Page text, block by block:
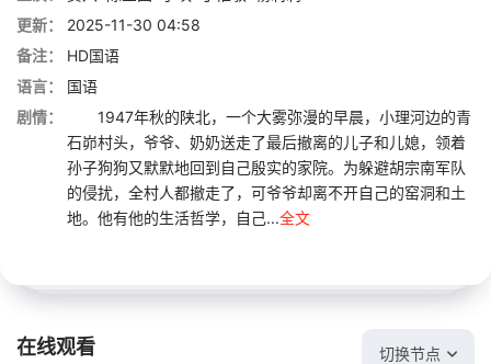
更新：
2025-11-30 04:58
备注：
HD国语
语言：
国语
剧情：
1947年秋的陕北，一个大雾弥漫的早晨，小理河边的青
石峁村头，爷爷、奶奶送走了最后撤离的儿子和儿媳，领着
孙子狗狗又默默地回到自己殷实的家院。为躲避胡宗南军队
的侵扰，全村人都撤走了，可爷爷却离不开自己的窑洞和土
地。他有他的生活哲学，自己...全文
在线观看 切换节点